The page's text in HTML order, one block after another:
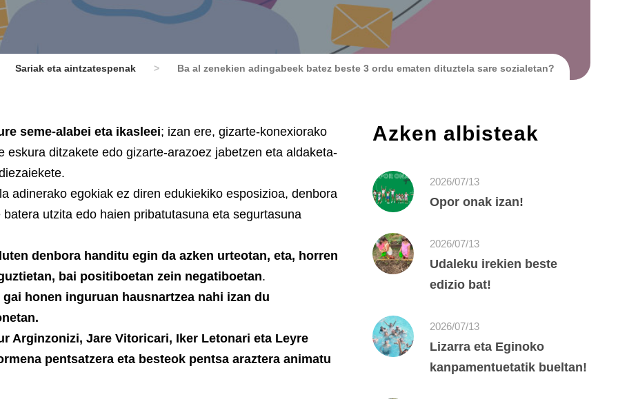
Sariak eta aintzatespenak > Ba al zenekien adingabeek batez beste 3 ordu ematen dituztela sare sozialetan?
seme-alabei eta ikasleei; izan ere, gizarte-konexiorako
ditzakete edo gizarte-arazoez jabetzen eta aldaketa-
adinerako egokiak ez diren edukiekiko esposizioa, denbora
utzita edo haien pribatutasuna eta segurtasuna
denbora handitu egin da azken urteotan, eta, horren
bai positiboetan zein negatiboetan.
honen inguruan hausnartzea nahi izan du
Arginzonizi, Jare Vitoricari, Iker Letonari eta Leyre
pentsatzera eta besteok pentsa araztera animatu
Azken albisteak
2026/07/13
Opor onak izan!
2026/07/13
Udaleku irekien beste
edizio bat!
2026/07/13
Lizarra eta Eginoko
kanpamentuetatik bueltan!